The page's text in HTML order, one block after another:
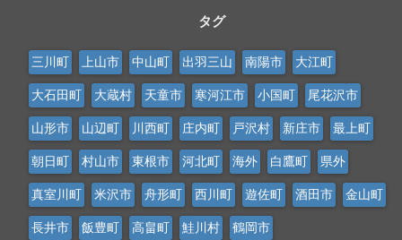
タグ
三川町 上山市 中山町 出羽三山 南陽市 大江町
大石田町 大蔵村 天童市 寒河江市 小国町 尾花沢市
山形市 山辺町 川西町 庄内町 戸沢村 新庄市 最上町
朝日町 村山市 東根市 河北町 海外 白鷹町 県外
真室川町 米沢市 舟形町 西川町 遊佐町 酒田市 金山町
長井市 飯豊町 高畠町 鮭川村 鶴岡市